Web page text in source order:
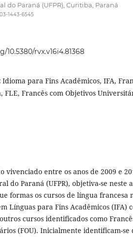
do Paraná (UFPR), Curitiba, Paraná
1443-6545
10.5380/rvx.v16i4.81368
Idioma para Fins Acadêmicos, IFA,
Francês com Objetivos
vivenciado entre os anos de 2009 e
do Paraná (UFPR), objetiva-se neste
formas os cursos de língua francesa
Línguas para Fins Acadêmicos (IFA)
cursos identificados como
(FOU). Inicialmente identificam-se